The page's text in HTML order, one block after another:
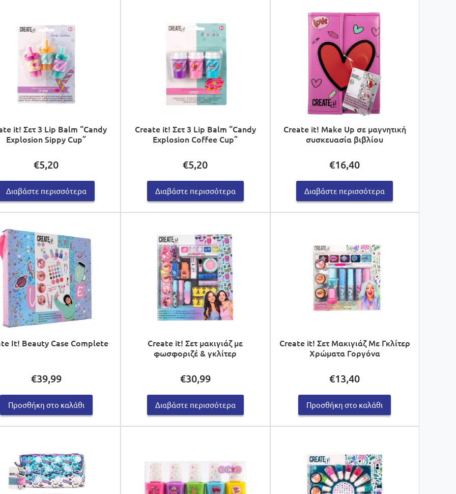
it! Σετ 3 Lip Balm “Candy
Explosion Sippy Cup”
€5,20
Διαβάστε περισσότερα
Create it! Σετ 3 Lip Balm “Candy
Explosion Coffee Cup”
€5,20
Διαβάστε περισσότερα
Create it! Make Up σε μαγνητική
συσκευασία βιβλίου
€16,40
Διαβάστε περισσότερα
It! Beauty Case Complete
€39,99
Προσθήκη στο καλάθι
Create it! Σετ μακιγιάζ με
φωσφοριζέ & γκλίτερ
€30,99
Διαβάστε περισσότερα
Create it! Σετ Μακιγιάζ Με Γκλίτερ
Χρώματα Γοργόνα
€13,40
Προσθήκη στο καλάθι